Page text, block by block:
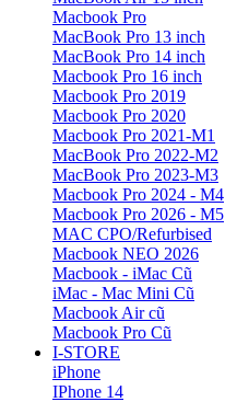
Macbook Pro
MacBook Pro 13 inch
MacBook Pro 14 inch
Macbook Pro 16 inch
Macbook Pro 2019
Macbook Pro 2020
Macbook Pro 2021-M1
MacBook Pro 2022-M2
MacBook Pro 2023-M3
Macbook Pro 2024 - M4
Macbook Pro 2026 - M5
MAC CPO/Refurbised
Macbook NEO 2026
Macbook - iMac Cũ
iMac - Mac Mini Cũ
Macbook Air cũ
Macbook Pro Cũ
I-STORE
iPhone
IPhone 14